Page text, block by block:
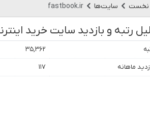
سایت‌ها fastbook.ir
۳۵,۳۶۲
ماهانه ۱۱۷